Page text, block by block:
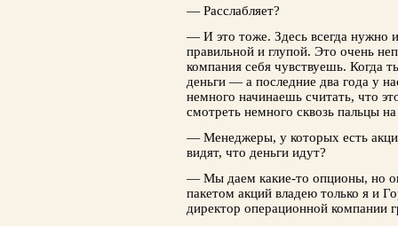
— Расслабляет?
— И это тоже. Здесь всегда нужно
правильной и глупой. Это очень
компания себя чувствуешь. Когда
деньги — а последние два года у
немного начинаешь считать, что
смотреть немного сквозь пальцы
— Менеджеры, у которых есть
видят, что деньги идут?
— Мы даем какие-то опционы, но
пакетом акций владею только я и
директор операционной компании